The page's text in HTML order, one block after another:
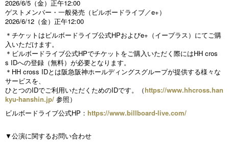
2026/6/5（金）正午12:00
ゲストメンバー・一般発売（ビルボードライブ／e+）
2026/6/12（金）正午12:00
＊チケットはビルボードライブ公式HPおよびe+（イープラス）にてご購
入いただけます。
＊ビルボードライブ公式HPでチケットをご購入いただく際にはHH cros
s IDへの登録（無料）が必要となります。
＊HH cross IDとは阪急阪神ホールディングスグループが提供する様々な
サービスを、
ひとつのIDでご利用いただくためのIDです。（https://www.hhcross.han
kyu-hanshin.jp/ 参照）
ビルボードライブ公式HP： https://www.billboard-live.com/
▼公演に関するお問い合わせ